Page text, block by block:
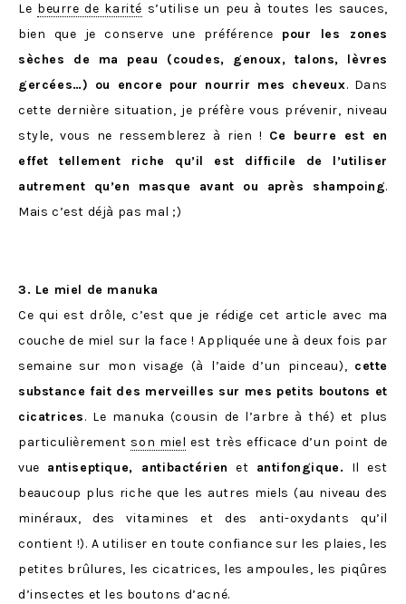
Le beurre de karité s’utilise un peu à toutes les sauces,
bien que je conserve une préférence pour les zones
sèches de ma peau (coudes, genoux, talons, lèvres
gercées…) ou encore pour nourrir mes cheveux. Dans
cette dernière situation, je préfère vous prévenir, niveau
style, vous ne ressemblerez à rien ! Ce beurre est en
effet tellement riche qu’il est difficile de l’utiliser
autrement qu’en masque avant ou après shampoing.
Mais c’est déjà pas mal ;)
3. Le miel de manuka
Ce qui est drôle, c’est que je rédige cet article avec ma
couche de miel sur la face ! Appliquée une à deux fois par
semaine sur mon visage (à l’aide d’un pinceau), cette
substance fait des merveilles sur mes petits boutons et
cicatrices. Le manuka (cousin de l’arbre à thé) et plus
particulièrement son miel est très efficace d’un point de
vue antiseptique, antibactérien et antifongique. Il est
beaucoup plus riche que les autres miels (au niveau des
minéraux, des vitamines et des anti-oxydants qu’il
contient !). A utiliser en toute confiance sur les plaies, les
petites brûlures, les cicatrices, les ampoules, les piqûres
d’insectes et les boutons d’acné.